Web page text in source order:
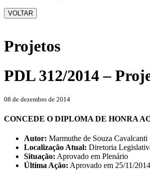
VOLTAR
Projetos
PDL 312/2014 –
08 de dezembro de 2014
CONCEDE O DIPLOMA DE HONRA
Autor: Marmuthe de Souza Cavalcanti
Localização Atual: Diretoria
Situação: Aprovado em Plenário
Última Ação: Aprovado em 25/11/2014